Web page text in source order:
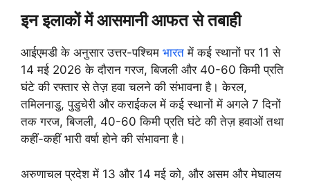
इन इलाकों में आसमानी आफत से तबाही
आईएमडी के अनुसार उत्तर-पश्चिम भारत में कई स्थानों पर 11 से
14 मई 2026 के दौरान गरज, बिजली और 40-60 किमी प्रति
घंटे की रफ्तार से तेज़ हवा चलने की संभावना है। केरल,
तमिलनाडु, पुडुचेरी और कराईकल में कई स्थानों में अगले 7 दिनों
तक गरज, बिजली, 40-60 किमी प्रति घंटे की तेज़ हवाओं तथा
कहीं-कहीं भारी वर्षा होने की संभावना है।
अरुणाचल प्रदेश में 13 और 14 मई को, और असम और मेघालय